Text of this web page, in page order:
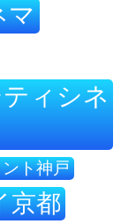
マ
ィシネ
ト神戸
京都